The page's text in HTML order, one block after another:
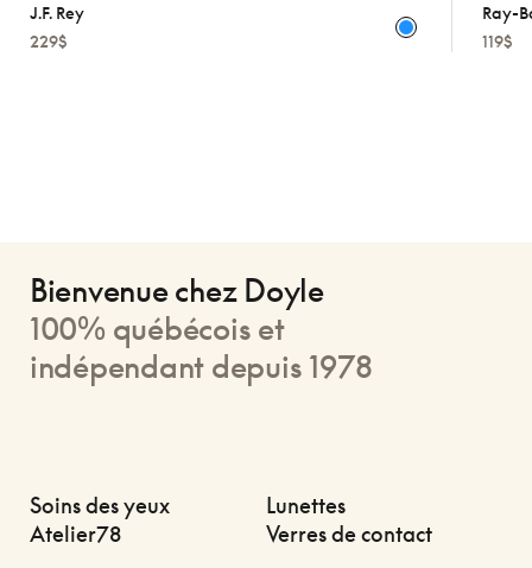
J.f. Rey
229$
Ray-
119$
Bienvenue chez Doyle
100% québécois et
indépendant depuis 1978
Soins des yeux
Lunettes
Atelier78
Verres de contact